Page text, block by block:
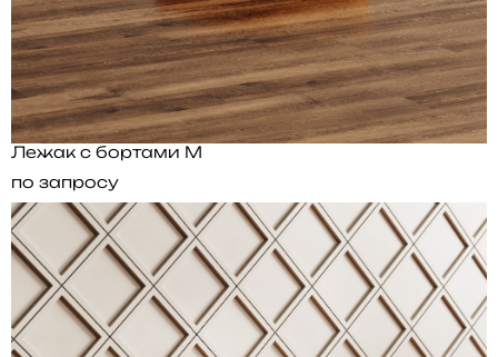
Лежак с бортами M
по запросу